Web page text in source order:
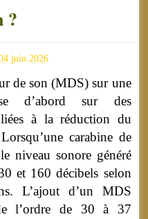
?
juin 2026
de son (MDS) sur une
d’abord sur des
liées à la réduction du
carabine de
niveau sonore généré
et 160 décibels selon
L’ajout d’un MDS
l’ordre de 30 à 37